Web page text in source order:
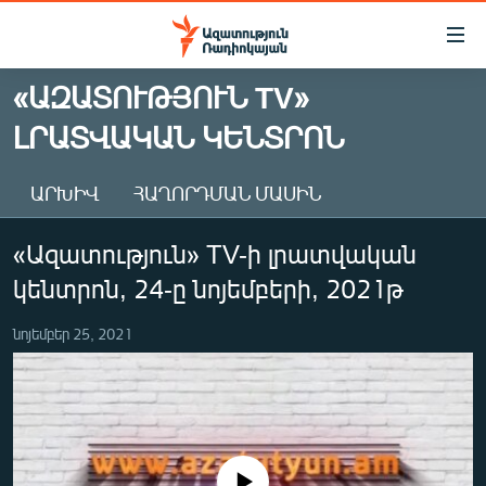
Մատչելիության
Անցնել
հիմնական
բովանդակությանը
հիմնական
ԱԶԱՏՈՒԹՅՈՒՆ TV
ՀԱՅԱՍՏԱՆ
ՔԱՂԱՔԱԿԱՆ
ԻՐԱՎՈՒՆՔ
ՀԱՍԱՐԱԿՈՒԹՅՈՒՆ
ՏՆՏԵՍՈՒԹՅՈՒՆ
ՂԱՐԱԲԱՂ
ՊԱՏԵՐԱԶՄԻ 6 ՇԱԲԱԹՆԵՐԸ
ՏԱՐԱԾԱՇՐՋԱՆ
«ԱԶԱՏՈՒԹՅՈՒՆ TV»
ԼՐԱՏՎԱԿԱՆ ԿԵՆՏՐՈՆ
ԱՐԽԻՎ ՀԱՂՈՐԴՄԱՆ ՄԱՍԻՆ
«Ազատություն» TV-ի լրատվական
կենտրոն, 24-ը նոյեմբերի, 2021թ
նոյեմբեր 25, 2021